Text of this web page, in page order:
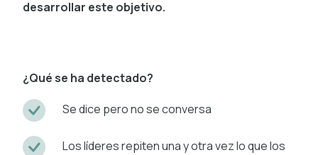
desarrollar este objetivo.
¿Qué se ha detectado?
Se dice pero no se conversa
Los líderes repiten una y otra vez lo que los